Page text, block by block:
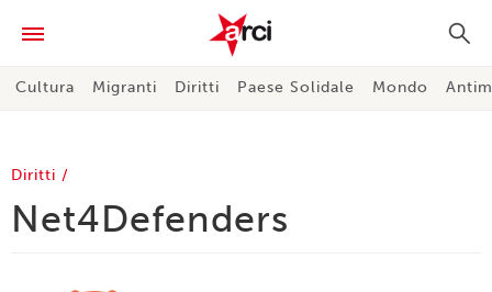
Cultura Migranti Diritti Paese Solidale Mondo
Diritti
Net4Defenders